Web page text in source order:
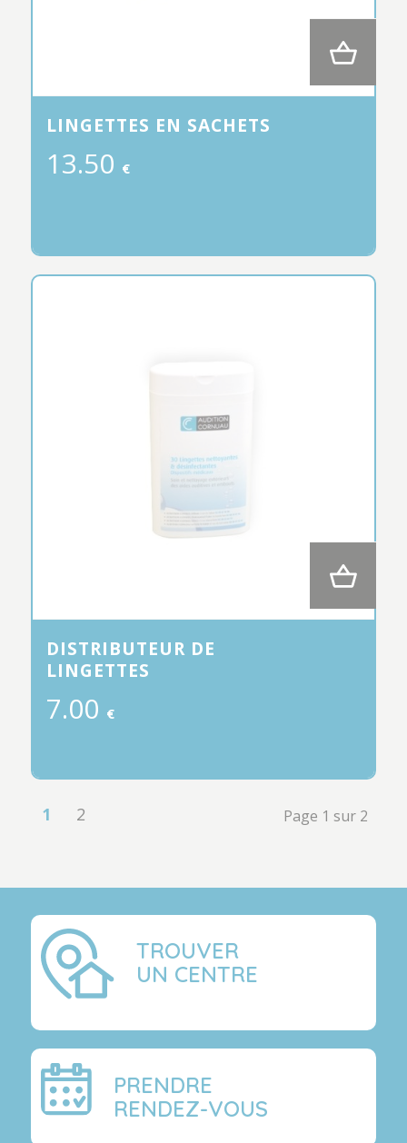
LINGETTES EN SACHETS
13.50 €
DISTRIBUTEUR DE
LINGETTES
7.00 €
Page 1 sur 2
1 2
TROUVER
UN CENTRE
PRENDRE
RENDEZ-VOUS